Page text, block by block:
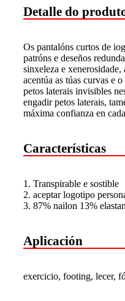
Detalle do
Os pantalóns curtos de
patróns e deseños
sinxeleza e
acentúa as túas curvas e
petos laterais invisibles
engadir petos laterais,
máxima confianza en
Características
1. Transpirable e sostible
2. aceptar logotipo
3. 87% nailon 13%
Aplicación
exercicio, footing, lecer,